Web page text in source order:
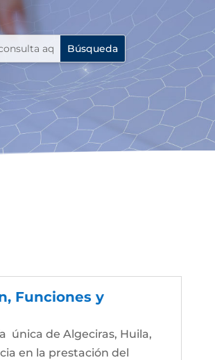
Funciones y
única de Algeciras, Huila,
en la prestación del